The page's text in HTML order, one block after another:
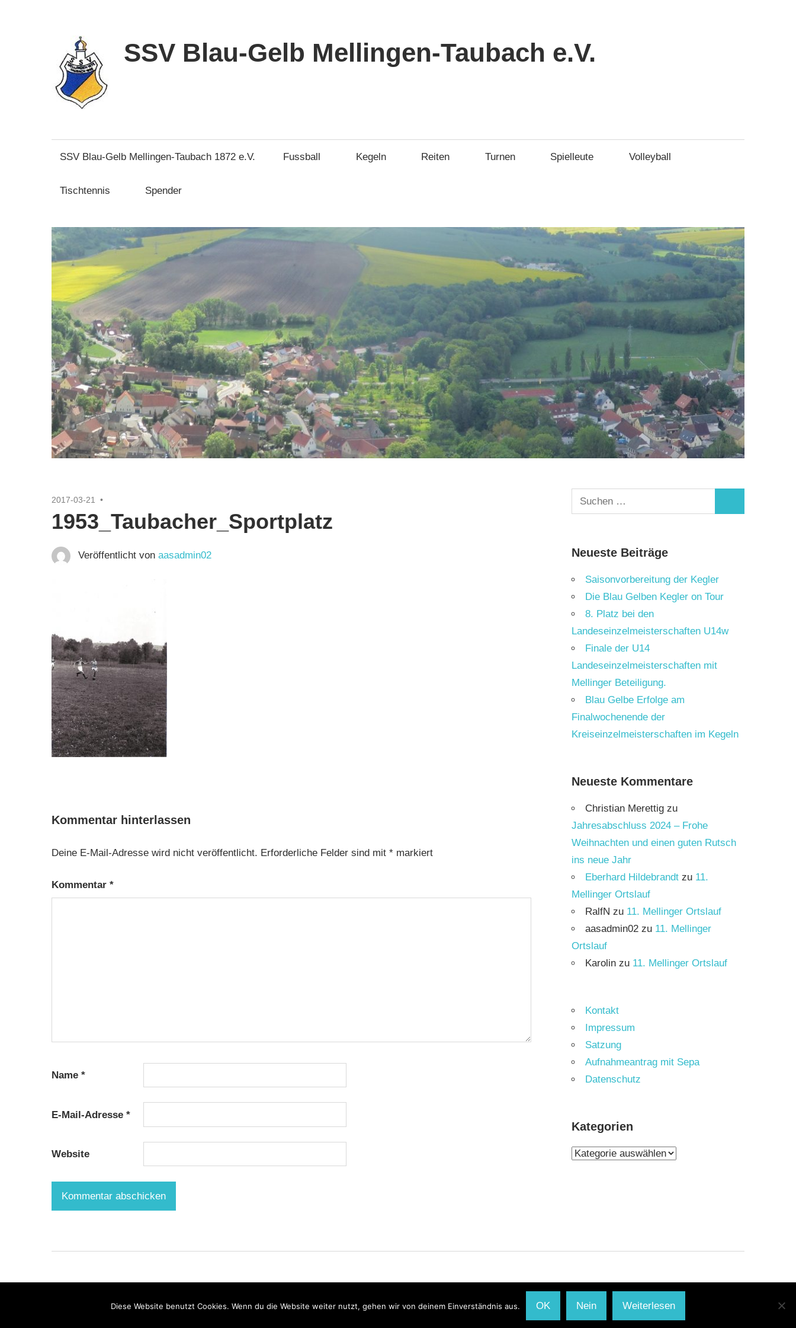
springen
SSV Blau-Gelb Mellingen-Taubach e.V.
SSV Blau-Gelb Mellingen-Taubach 1872 e.V. Fussball Kegeln Reiten Turnen Spielleute Volleyball
Tischtennis Spender
2017-03-21
1953_Taubacher_Sportplatz
Veröffentlicht von aasadmin02
Kommentar hinterlassen
Deine E-Mail-Adresse wird nicht veröffentlicht. Erforderliche Felder sind mit * markiert
Kommentar *
Name *
E-Mail-Adresse *
Website
Suchen
nach:
Neueste Beiträge
Saisonvorbereitung der Kegler
Die Blau Gelben Kegler on Tour
8. Platz bei den
Landeseinzelmeisterschaften U14w
Finale der U14
Landeseinzelmeisterschaften mit
Mellinger Beteiligung.
Blau Gelbe Erfolge am
Finalwochenende der
Kreiseinzelmeisterschaften im Kegeln
Neueste Kommentare
Christian Merettigzu
Jahresabschluss 2024 – Frohe
Weihnachten und einen guten Rutsch
ins neue Jahr
Eberhard Hildebrandtzu 11.
Mellinger Ortslauf
RalfN zu 11. Mellinger Ortslauf
aasadmin02zu 11. Mellinger
Ortslauf
Karolinzu 11. Mellinger Ortslauf
Kontakt
Impressum
Satzung
Aufnahmeantrag mit Sepa
Datenschutz
Kategorien
Kategorien
Diese Website benutzt Cookies. Wenn du die Website weiter nutzt, gehen wir von deinem Einverständnis aus. OK Nein Weiterlesen